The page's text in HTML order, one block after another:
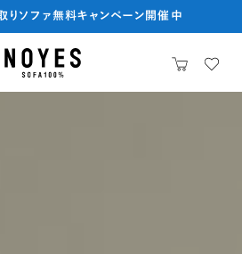
ソファ無料キャンペーン開催中